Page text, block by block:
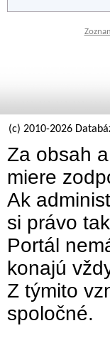
(c) 2010-2026
Za obsah
miere
Ak
si právo
Portál
konajú
Z týmito
spoločné.